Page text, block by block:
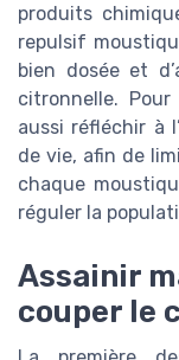
produits
repulsif
bien dosée et
citronnelle.
aussi réfléchir à
de vie, afin de
chaque
réguler la
Assainir
couper le